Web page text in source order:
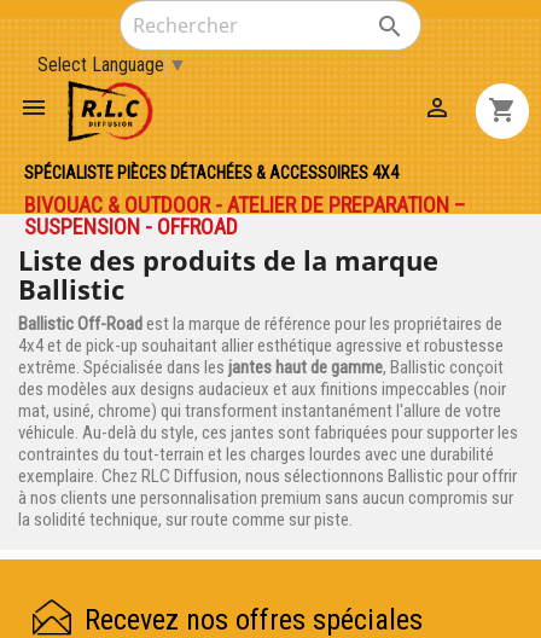

Select Language ▼
 shopping_cart

SPÉCIALISTE PIÈCES DÉTACHÉES & ACCESSOIRES 4X4
BIVOUAC & OUTDOOR - ATELIER DE PREPARATION –
SUSPENSION - OFFROAD
Liste des produits de la marque
Ballistic
Ballistic Off-Roadest la marque de référence pour les propriétaires de
4x4 et de pick-up souhaitant allier esthétique agressive et robustesse
extrême. Spécialisée dans les jantes haut de gamme, Ballistic conçoit
des modèles aux designs audacieux et aux finitions impeccables (noir
mat, usiné, chrome) qui transforment instantanément l'allure de votre
véhicule. Au-delà du style, ces jantes sont fabriquées pour supporter les
contraintes du tout-terrain et les charges lourdes avec une durabilité
exemplaire. Chez RLC Diffusion, nous sélectionnons Ballistic pour offrir
à nos clients une personnalisation premium sans aucun compromis sur
la solidité technique, sur route comme sur piste.
Recevez nos offres spéciales